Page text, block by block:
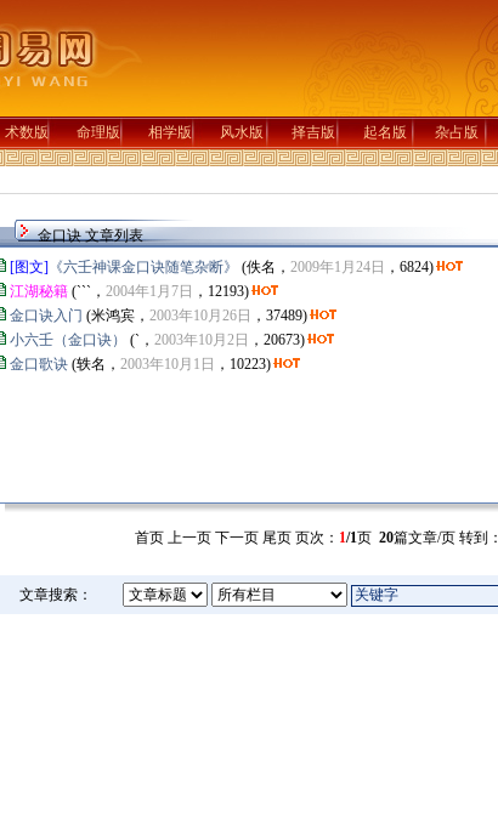
术数版 命理版 相学版 风水版 择吉版 起名版 杂占版
金口诀 文章列表
[图文] 《六壬神课金口诀随笔杂断》 (佚名， 2009年1月24日 ，6824)
江湖秘籍 (```， 2004年1月7日 ，12193)
金口诀入门 (米鸿宾， 2003年10月26日 ，37489)
小六壬（金口诀）
(`， 2003年10月2日 ，20673)
金口歌诀 (轶名， 2003年10月1日 ，10223)
首页 上一页 下一页 尾页 页次： 1/1页 20篇文章/页 转到：
文章搜索：